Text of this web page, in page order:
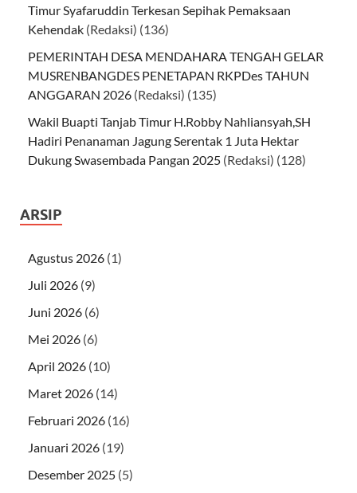
Timur Syafaruddin Terkesan Sepihak Pemaksaan
Kehendak (Redaksi) (136)
PEMERINTAH DESA MENDAHARA TENGAH GELAR
MUSRENBANGDES PENETAPAN RKPDes TAHUN
ANGGARAN 2026 (Redaksi) (135)
Wakil Buapti Tanjab Timur H.Robby Nahliansyah,SH
Hadiri Penanaman Jagung Serentak 1 Juta Hektar
Dukung Swasembada Pangan 2025 (Redaksi) (128)
ARSIP
Agustus 2026 (1)
Juli 2026 (9)
Juni 2026 (6)
Mei 2026 (6)
April 2026 (10)
Maret 2026 (14)
Februari 2026 (16)
Januari 2026 (19)
Desember 2025 (5)